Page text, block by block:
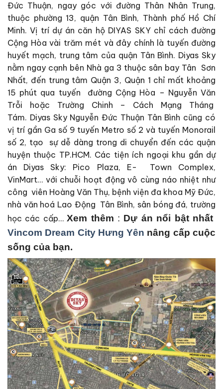
Đức Thuận, ngay góc với đường Thân Nhân Trung,
thuộc phường 13, quận Tân Bình, Thành phố Hồ Chí
Minh. Vị trí dự án căn hộ DIYAS SKY chỉ cách đường
Cộng Hòa vài trăm mét và đây chính là tuyến đường
huyết mạch, trung tâm của quận Tân Bình. Diyas Sky
nằm ngay cạnh bên Nhà ga 3 thuộc sân bay Tân Sơn
Nhất, đến trung tâm Quận 3, Quận 1 chỉ mất khoảng
15 phút qua tuyến đường Cộng Hòa – Nguyễn Văn
Trỗi hoặc Trường Chinh – Cách Mạng Tháng
Tám. Diyas Sky Nguyễn Đức Thuận Tân Bình cũng có
vị trí gần Ga số 9 tuyến Metro số 2 và tuyến Monorail
số 2, tạo sự dễ dàng trong di chuyển đến các quận
huyện thuộc TP.HCM. Các tiện ích ngoại khu gần dự
án Diyas Sky: Pico Plaza, E- Town Complex,
VinMart… với chuỗi hoạt động vô cùng náo nhiệt như
công viên Hoàng Văn Thụ, bệnh viện đa khoa Mỹ Đức,
nhà văn hoá Lao Động Tân Bình, sân bóng đá, trường
học các cấp…Xem thêm : Dự án nổi bật nhất
Vincom Dream City Hưng Yên nâng cấp cuộc
sống của bạn.